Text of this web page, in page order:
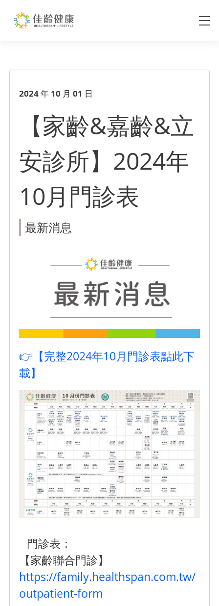
2024 年 10 月 01 日
【家齡&嘉齡&立
安診所】2024年
10月門診表
最新消息
👉【完整2024年10月門診表點此下
載】
門診表：
【家齡聯合門診】
https://family.healthspan.com.tw/
outpatient-form